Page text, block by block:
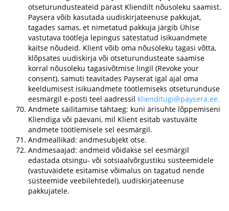
otseturundusteateid pärast Kliendilt nõusoleku saamist.
Paysera võib kasutada uudiskirjateenuse pakkujat,
tagades samas, et nimetatud pakkuja järgib Ühise
vastutava töötleja lepingus sätestatud isikuandmete
kaitse nõudeid. Klient võib oma nõusoleku tagasi võtta,
klõpsates uudiskirja või otseturundusteate saamise
korral nõusoleku tagasivõtmise lingil (Revoke your
consent), samuti teavitades Payserat igal ajal oma
keeldumisest isikuandmete töötlemiseks otseturunduse
eesmärgil e-posti teel aadressil klienditugi@paysera.ee.
Andmete säilitamise tähtaeg: kuni ärisuhte lõppemiseni
Kliendiga või päevani, mil Klient esitab vastuväite
andmete töötlemisele sel eesmärgil.
Andmeallikad: andmesubjekt otse.
Andmesaajad: andmeid võidakse sel eesmärgil
edastada otsingu- või sotsiaalvõrgustiku süsteemidele
(vastuväidete esitamise võimalus on tagatud nende
süsteemide veebilehtedel), uudiskirjateenuse
pakkujatele.